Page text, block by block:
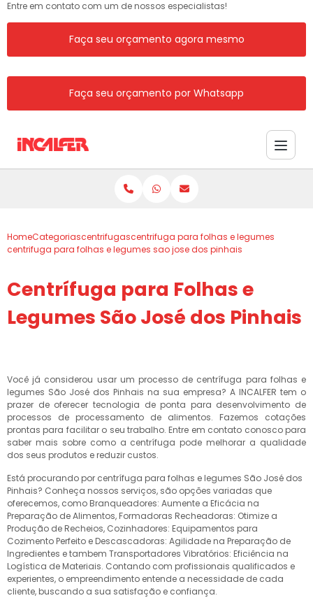
Entre em contato com um de nossos especialistas!
Faça seu orçamento agora mesmo
Faça seu orçamento por Whatsapp
HomeCategoriascentrifugascentrifuga para folhas e legumes
centrifuga para folhas e legumes sao jose dos pinhais
Centrífuga para Folhas e
Legumes São José dos Pinhais
Você já considerou usar um processo de centrífuga para folhas e
legumes São José dos Pinhais na sua empresa? A INCALFER tem o
prazer de oferecer tecnologia de ponta para desenvolvimento de
processos de processamento de alimentos. Fazemos cotações
prontas para facilitar o seu trabalho. Entre em contato conosco para
saber mais sobre como a centrífuga pode melhorar a qualidade
dos seus produtos e reduzir custos.
Está procurando por centrífuga para folhas e legumes São José dos
Pinhais? Conheça nossos serviços, são opções variadas que
oferecemos, como Branqueadores: Aumente a Eficácia na
Preparação de Alimentos, Formadoras Recheadoras: Otimize a
Produção de Recheios, Cozinhadores: Equipamentos para
Cozimento Perfeito e Descascadoras: Agilidade na Preparação de
Ingredientes e tambem Transportadores Vibratórios: Eficiência na
Logística de Materiais. Contando com profissionais qualificados e
experientes, o empreendimento entende a necessidade de cada
cliente, buscando a sua satisfação e confiança.